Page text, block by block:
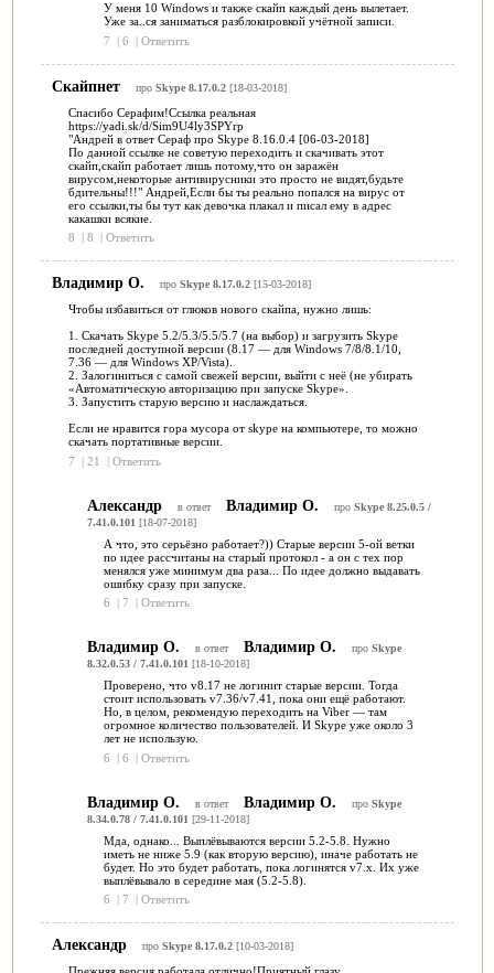
У меня 10 Windows и также скайп каждый день вылетает.
Уже за..ся заниматься разблокировкой учётной записи.
7
| 6 | Ответить
Скайпнет про Skype 8.17.0.2[18-03-2018]
Спасибо Серафим!Ссылка реальная
https://yadi.sk/d/Sim9U4ly3SPYrp
"Андрей в ответ Сераф про Skype 8.16.0.4 [06-03-2018]
По данной ссылке не советую переходить и скачивать этот
скайп,скайп работает лишь потому,что он заражён
вирусом,некоторые антивирусники это просто не видят,будьте
бдительны!!!" Андрей,Если бы ты реально попался на вирус от
его ссылки,ты бы тут как девочка плакал и писал ему в адрес
какашки всякие.
8
| 8 | Ответить
Владимир О. про Skype 8.17.0.2[15-03-2018]
Чтобы избавиться от глюков нового скайпа, нужно лишь:
1. Скачать Skype 5.2/5.3/5.5/5.7 (на выбор) и загрузить Skype
последней доступной версии (8.17 — для Windows 7/8/8.1/10,
7.36 — для Windows XP/Vista).
2. Залогиниться с самой свежей версии, выйти с неё (не убирать
«Автоматическую авторизацию при запуске Skype».
3. Запустить старую версию и наслаждаться.
Если не нравится гора мусора от skype на компьютере, то можно
скачать портативные версии.
7
| 21 | Ответить
Александр в ответ Владимир О. про Skype 8.25.0.5 /
7.41.0.101 [18-07-2018]
А что, это серьёзно работает?)) Старые версии 5-ой ветки
по идее рассчитаны на старый протокол - а он с тех пор
менялся уже минимум два раза... По идее должно выдавать
ошибку сразу при запуске.
6
| 7 | Ответить
Владимир О. в ответ Владимир О. про Skype
8.32.0.53 / 7.41.0.101 [18-10-2018]
Проверено, что v8.17 не логинит старые версии. Тогда
стоит использовать v7.36/v7.41, пока они ещё работают.
Но, в целом, рекомендую переходить на Viber — там
огромное количество пользователей. И Skype уже около 3
лет не использую.
6
| 6 | Ответить
Владимир О. в ответ Владимир О. про Skype
8.34.0.78 / 7.41.0.101 [29-11-2018]
Мда, однако... Выплёвываются версии 5.2-5.8. Нужно
иметь не ниже 5.9 (как вторую версию), иначе работать не
будет. Но это будет работать, пока логинятся v7.x. Их уже
выплёвывало в середине мая (5.2-5.8).
6
| 7 | Ответить
Александр про Skype 8.17.0.2[10-03-2018]